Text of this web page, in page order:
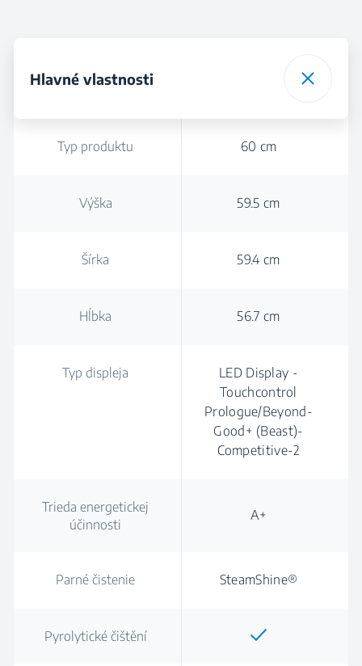
Hlavné vlastnosti
Typ produktu 60 cm
Výška 59.5 cm
Šírka 59.4 cm
Hĺbka 56.7 cm
Typ displeja
LED Display -
Touchcontrol
Prologue/Beyond-
Good+ (Beast)-
Competitive-2
Trieda energetickej
účinnosti
A+
Parné čistenie SteamShine®
Pyrolytické čištění